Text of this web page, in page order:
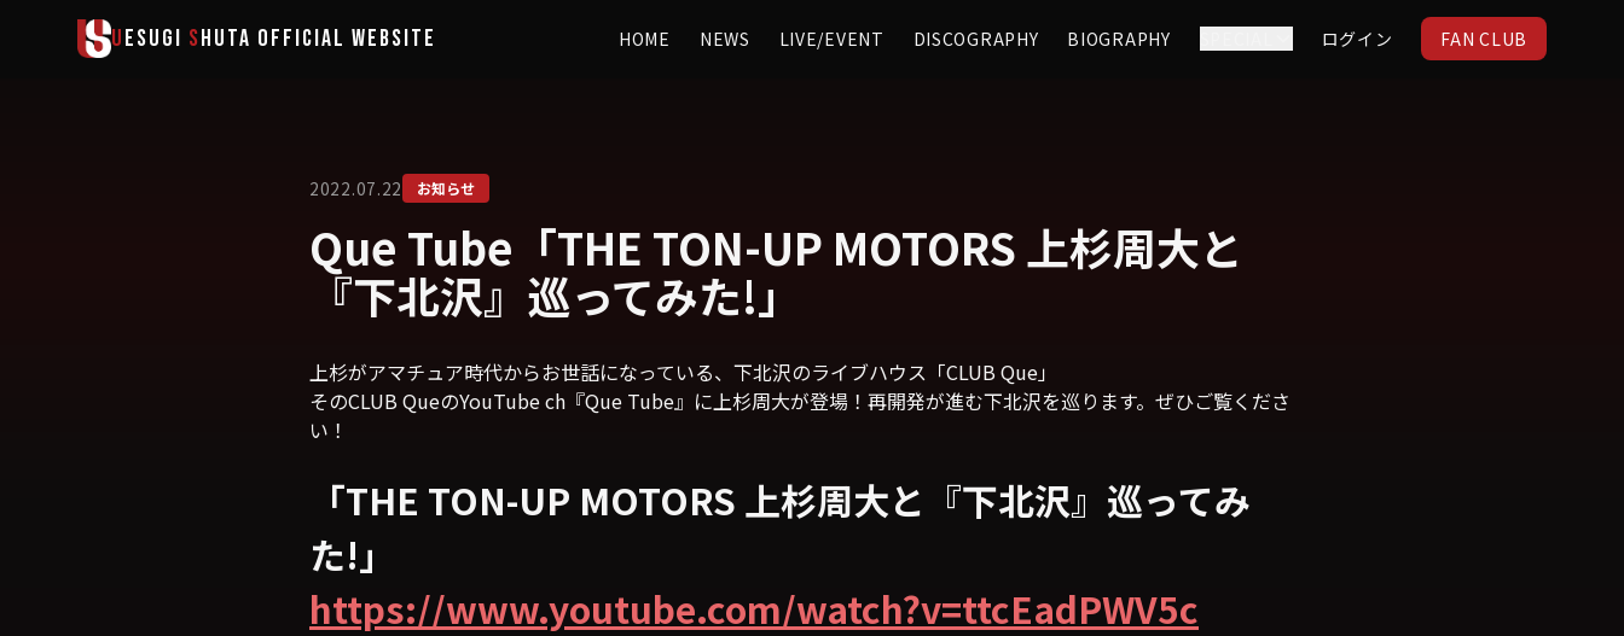
メインコンテンツへスキップ
UESUGI SHUTA OFFICIAL WEBSITE HOME NEWS LIVE/EVENT DISCOGRAPHY BIOGRAPHY ログイン FAN CLUB
2022.07.22 お知らせ
Que Tube「THE TON-UP MOTORS 上杉周大と
『下北沢』巡ってみた!」
上杉がアマチュア時代からお世話になっている、下北沢のライブハウス「CLUB Que」
そのCLUB QueのYouTube ch『Que Tube』に上杉周大が登場！再開発が進む下北沢を巡ります。ぜひご覧くださ
い！
「THE TON-UP MOTORS 上杉周大と『下北沢』巡ってみ
た!」
https://www.youtube.com/watch?v=ttcEadPWV5c